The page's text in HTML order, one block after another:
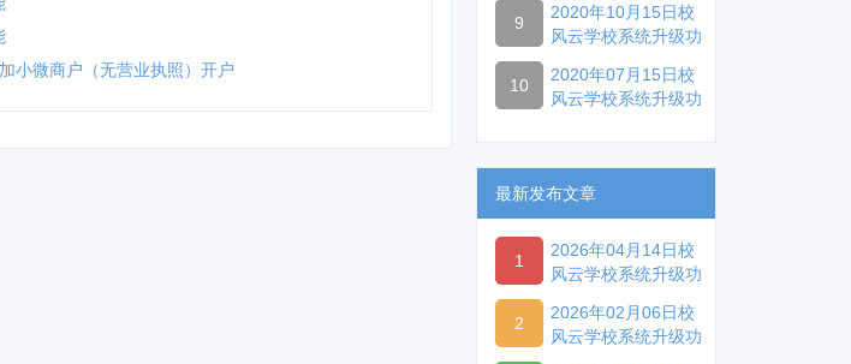
小微商户（无营业执照）开户
9
2020年10月15日校
风云学校系统升级功
10
2020年07月15日校
风云学校系统升级功
最新发布文章
1
2026年04月14日校
风云学校系统升级功
2
2026年02月06日校
风云学校系统升级功